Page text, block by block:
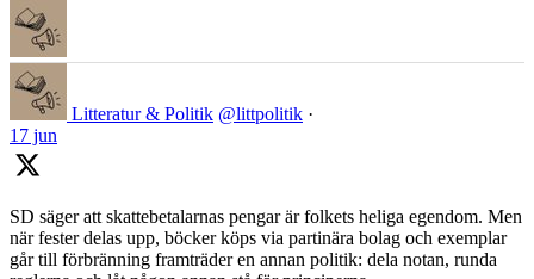
Litteratur & Politik @littpolitik ·
17 jun
SD säger att skattebetalarnas pengar är folkets heliga egendom. Men
när fester delas upp, böcker köps via partinära bolag och exemplar
går till förbränning framträder en annan politik: dela notan, runda